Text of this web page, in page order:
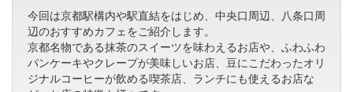
今回は京都駅構内や駅直結をはじめ、中央口周辺、八条口周
辺のおすすめカフェをご紹介します。
京都名物である抹茶のスイーツを味わえるお店や、ふわふわ
パンケーキやクレープが美味しいお店、豆にこだわったオリ
ジナルコーヒーが飲める喫茶店、ランチにも使えるお店な